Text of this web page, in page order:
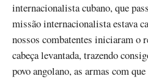
internacionalista cubano, que
missão internacionalista estava
nossos combatentes iniciaram o
cabeça levantada, trazendo
povo angolano, as armas com